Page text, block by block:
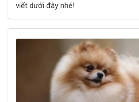
viết dưới đây nhé!